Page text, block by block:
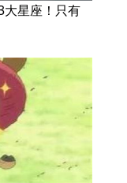
大星座！只有